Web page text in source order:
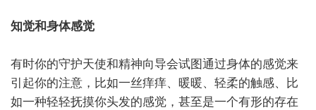
知觉和身体感觉
有时你的守护天使和精神向导会试图通过身体的感觉来
引起你的注意，比如一丝痒痒、暖暖、轻柔的触感、比
如一种轻轻抚摸你头发的感觉，甚至是一个有形的存在